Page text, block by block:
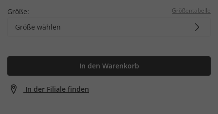
Größe: Größentabelle
Größe wählen
In den Warenkorb
In der Filiale finden